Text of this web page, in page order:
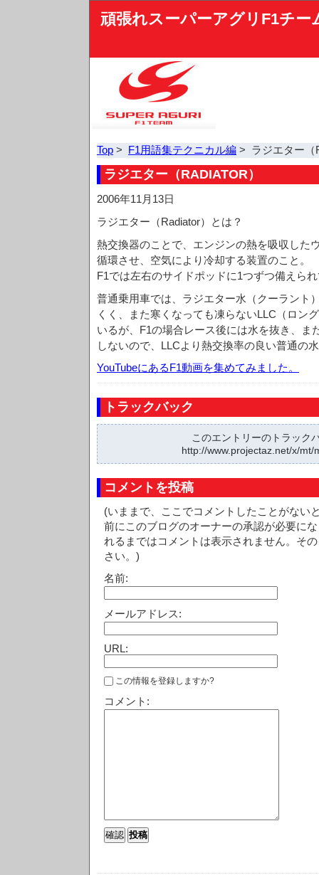
頑張れスーパーアグリF1チー
Top > F1用語集テクニカル編 > ラジエター（
ラジエター（RADIATOR）
2006年11月13日
ラジエター（Radiator）とは？
熱交換器のことで、エンジンの熱を吸収した
循環させ、空気により冷却する装置のこと。
F1では左右のサイドポッドに1つずつ備えら
普通乗用車では、ラジエター水（クーラント
くく、また寒くなっても凍らないLLC（ロン
いるが、F1の場合レース後には水を抜き、ま
しないので、LLCより熱交換率の良い普通の
YouTubeにあるF1動画を集めてみました。
トラックバック
このエントリーのトラック
http://www.projectaz.net/x/mt/
コメントを投稿
(いままで、ここでコメントしたことがない
前にこのブログのオーナーの承認が必要に
れるまではコメントは表示されません。そ
さい。)
名前:
メールアドレス:
URL:
この情報を登録しますか?
コメント: